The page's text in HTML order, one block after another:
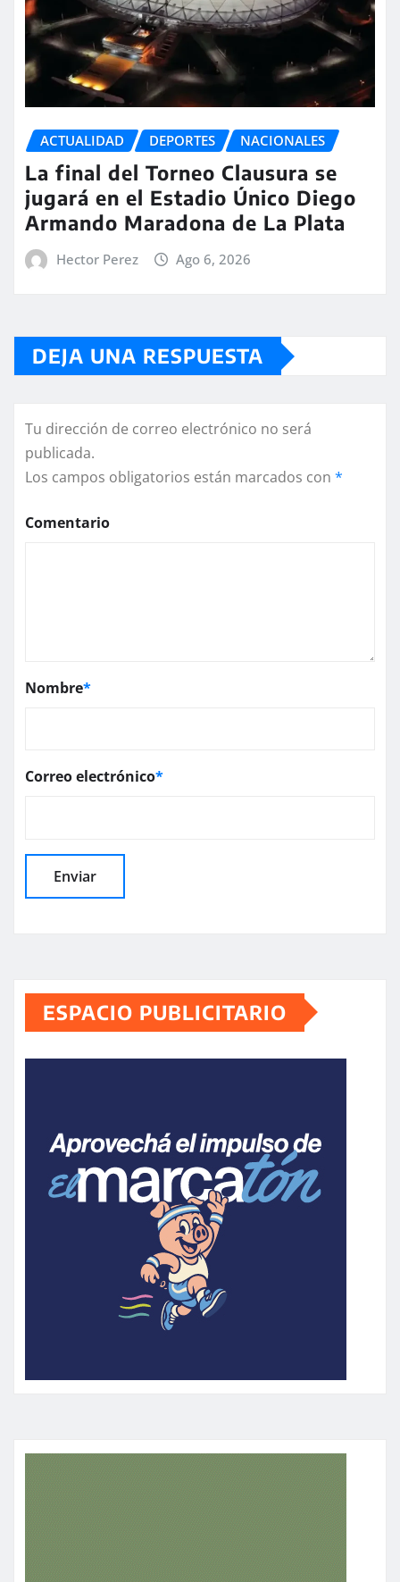
ACTUALIDAD DEPORTES NACIONALES
La final del Torneo Clausura se
jugará en el Estadio Único Diego
Armando Maradona de La Plata
Hector Perez Ago 6, 2026
DEJA UNA RESPUESTA
Tu dirección de correo electrónico no será
publicada.
Los campos obligatorios están marcados con *
Comentario
Nombre*
Correo electrónico*
ESPACIO PUBLICITARIO